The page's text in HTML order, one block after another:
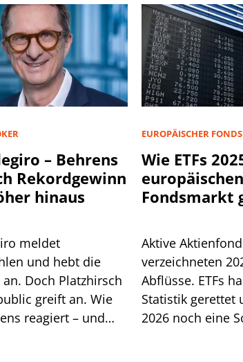
– Behrens
Rekordgewinn
hinaus
meldet
und hebt die
Doch Platzhirsch
greift an. Wie
reagiert – und
EUROPÄISCHER
Wie ETFs
Fondsmarkt
Aktive
verzeichneten
Abflüsse. ETFs
Statistik gerettet
2026 noch eine